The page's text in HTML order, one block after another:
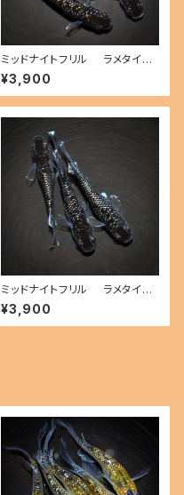
ミッドナイトフリル ラメタイプ
（2026年産まれ） オス1 メス2
(現物出品) ikahoff C-0725-
51415-a
¥3,900
ミッドナイトフリル ラメタイプ
（2026年産まれ） オス1 メス2
(現物出品) ikahoff B-0727-
51446-a
¥3,900